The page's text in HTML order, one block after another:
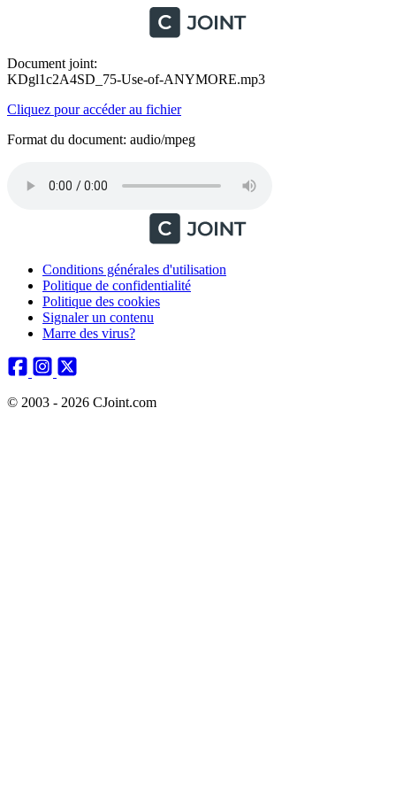
Document joint:
KDgl1c2A4SD_75-Use-of-ANYMORE.mp3
Cliquez pour accéder au fichier
Format du document: audio/mpeg
Conditions générales d'utilisation
Politique de confidentialité
Politique des cookies
Signaler un contenu
Marre des virus?
© 2003 - 2026 CJoint.com